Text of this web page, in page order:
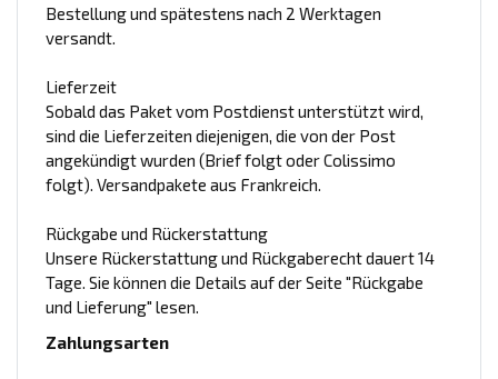
Bestellung und spätestens nach 2 Werktagen
versandt.
Lieferzeit
Sobald das Paket vom Postdienst unterstützt wird,
sind die Lieferzeiten diejenigen, die von der Post
angekündigt wurden (Brief folgt oder Colissimo
folgt). Versandpakete aus Frankreich.
Rückgabe und Rückerstattung
Unsere Rückerstattung und Rückgaberecht dauert 14
Tage. Sie können die Details auf der Seite "Rückgabe
und Lieferung" lesen.
Zahlungsarten